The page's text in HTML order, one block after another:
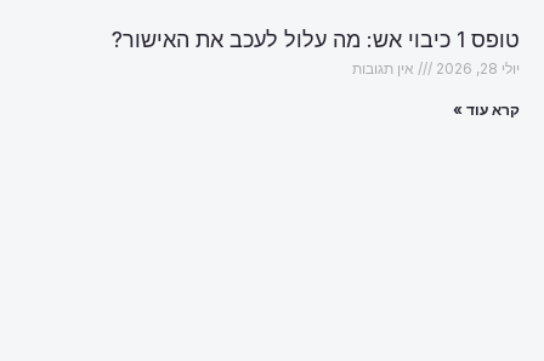
טופס 1 כיבוי אש: מה עלול לעכב את האישור?
יולי 28, 2026 אין תגובות
קרא עוד »